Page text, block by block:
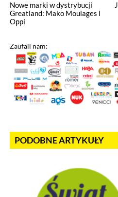
Nowe marki w dystrybucji
Greatland: Mako Moulages i
Oppi
Zaufali nam:
PODOBNE ARTYKUŁY